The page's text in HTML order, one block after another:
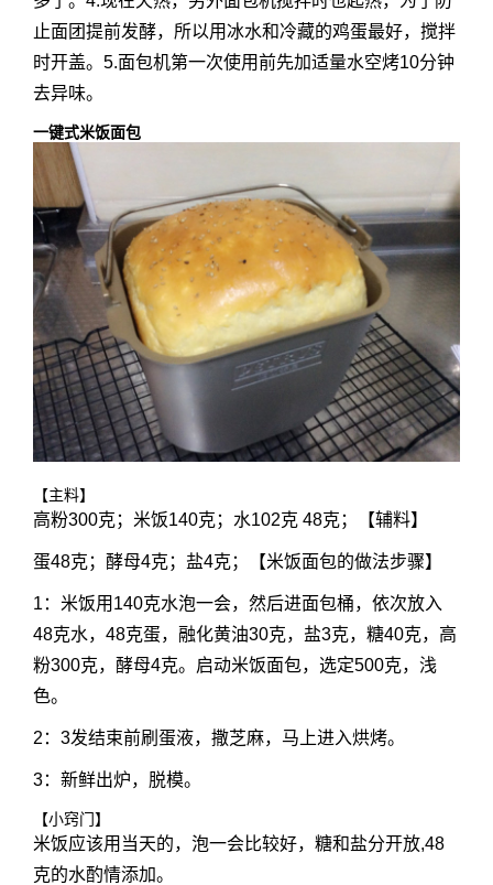
止面团提前发酵，所以用冰水和冷藏的鸡蛋最好，搅拌
时开盖。5.面包机第一次使用前先加适量水空烤10分钟
去异味。
一键式米饭面包
【主料】
高粉300克；米饭140克；水102克 48克；【辅料】
蛋48克；酵母4克；盐4克；【米饭面包的做法步骤】
1：米饭用140克水泡一会，然后进面包桶，依次放入
48克水，48克蛋，融化黄油30克，盐3克，糖40克，高
粉300克，酵母4克。启动米饭面包，选定500克，浅
色。
2：3发结束前刷蛋液，撒芝麻，马上进入烘烤。
3：新鲜出炉，脱模。
【小窍门】
米饭应该用当天的，泡一会比较好，糖和盐分开放,48
克的水酌情添加。